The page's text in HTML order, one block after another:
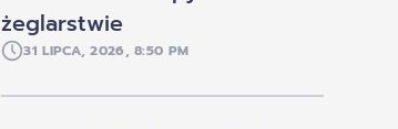
żeglarstwie
31 LIPCA, 2026, 8:50 PM